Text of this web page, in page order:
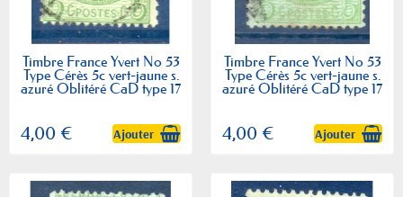
Timbre France Yvert No 53
Type Cérès 5c vert-jaune s.
azuré Oblitéré CaD type 17
4,00 € Ajouter
Timbre France Yvert No 53
Type Cérès 5c vert-jaune s.
azuré Oblitéré CaD type 17
4,00 € Ajouter